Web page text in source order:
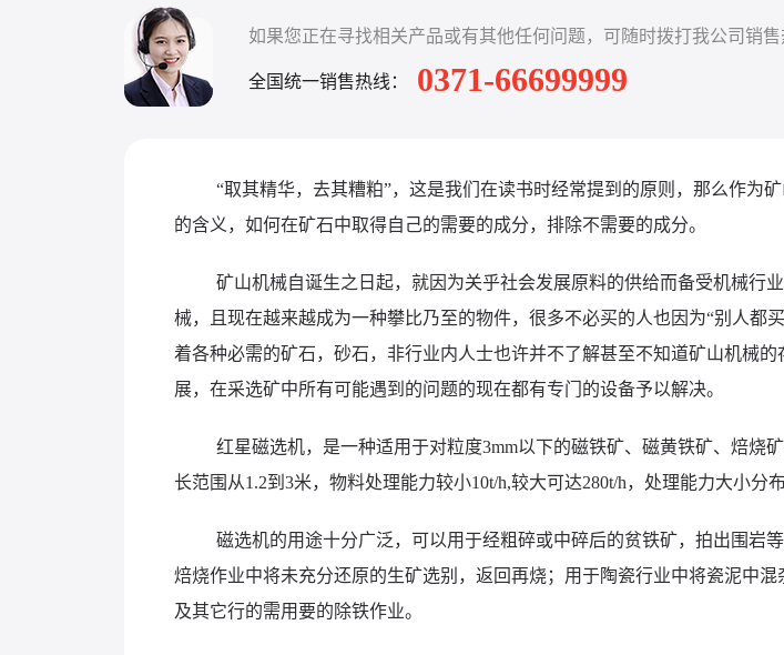
如果您正在寻找相关产品或有其他任何问题，可随时拨打我公司销
全国统一销售热线： 0371-66699999
“取其精华，去其糟粕”，这是我们在读书时经常提到的原则，那么作为
的含义，如何在矿石中取得自己的需要的成分，排除不需要的成分。
矿山机械自诞生之日起，就因为关乎社会发展原料的供给而备受机械行
械，且现在越来越成为一种攀比乃至的物件，很多不必买的人也因为“别人都
着各种必需的矿石，砂石，非行业内人士也许并不了解甚至不知道矿山机械
展，在采选矿中所有可能遇到的问题的现在都有专门的设备予以解决。
红星磁选机，是一种适用于对粒度3mm以下的磁铁矿、磁黄铁矿、焙烧
长范围从1.2到3米，物料处理能力较小10t/h,较大可达280t/h，处理能力大小
磁选机的用途十分广泛，可以用于经粗碎或中碎后的贫铁矿，拍出围岩
焙烧作业中将未充分还原的生矿选别，返回再烧；用于陶瓷行业中将瓷泥中
及其它行的需用要的除铁作业。